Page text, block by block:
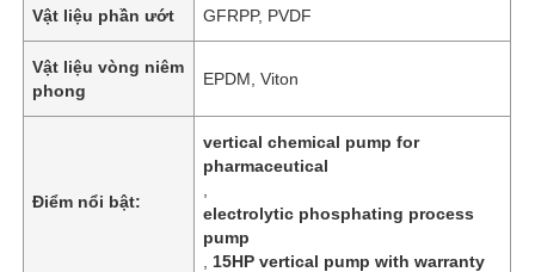
Vật liệu phần ướt GFRPP, PVDF
Vật liệu vòng niêm
phong
EPDM, Viton
Điểm nổi bật:
vertical chemical pump for
pharmaceutical
electrolytic phosphating process
pump
15HP vertical pump with warranty